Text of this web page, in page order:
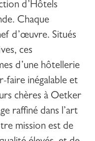
d’Hôtels
Chaque
d’œuvre. Situés
ces
d’une hôtellerie
faire inégalable et
chères à Oetker
raffiné dans l’art
mission est de